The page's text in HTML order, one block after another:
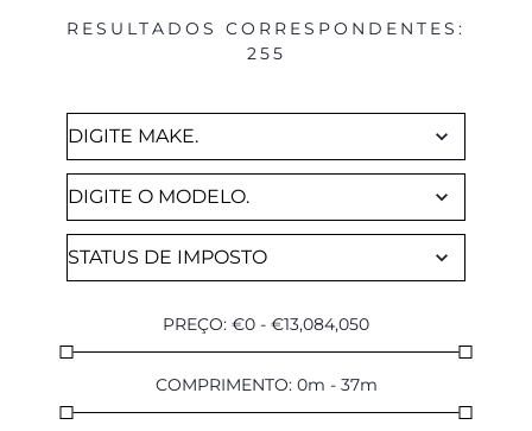
HERANÇA
VALUE YOUR BOAT
RESULTADOS CORRESPONDENTES :
255
PREÇO: €0 - €13,084,050
COMPRIMENTO: 0m - 37m